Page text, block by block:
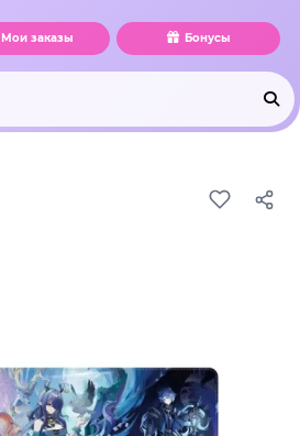
Мои заказы Бонусы